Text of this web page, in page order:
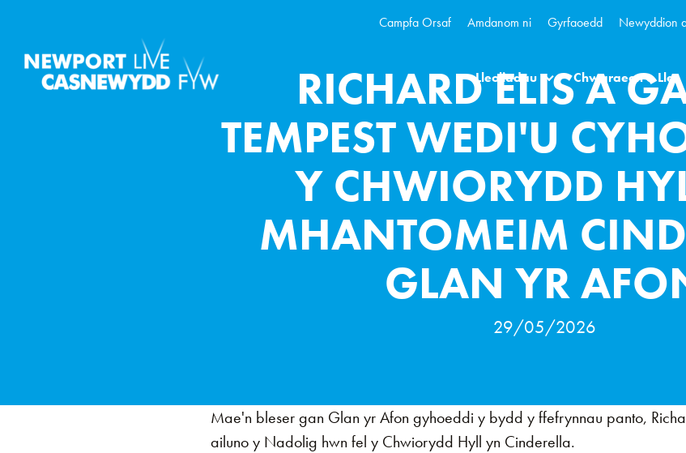
Campfa Orsaf Amdanom ni Gyrfaoedd Newyddion
Lleoliadau Chwaraeon a Lles
RICHARD ELIS A
TEMPEST WEDI'U
Y CHWIORYDD
MHANTOMEIM
GLAN YR
29/05/2026
Mae'n bleser gan Glan yr Afon gyhoeddi y bydd y ffefrynnau panto,
ailuno y Nadolig hwn fel y Chwiorydd Hyll yn Cinderella.